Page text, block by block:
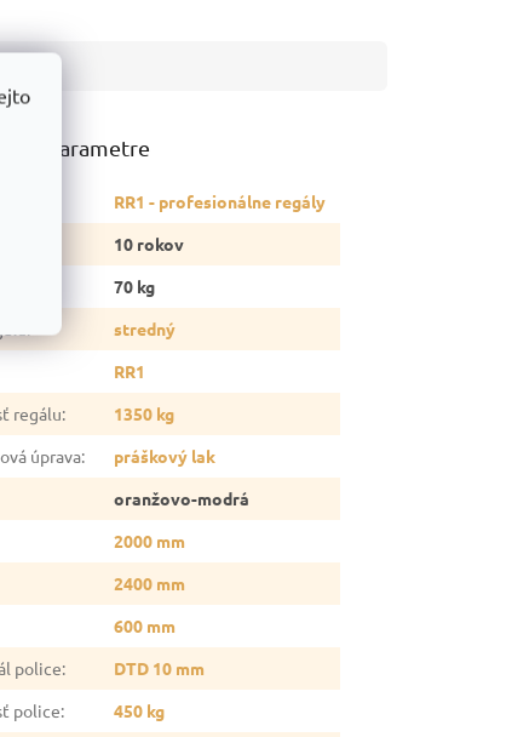
parametre
RR1 - profesionálne regály
10 rokov
70 kg
stredný
RR1
regálu:
1350 kg
úprava:
práškový lak
oranžovo-modrá
2000 mm
2400 mm
600 mm
police:
DTD 10 mm
police:
450 kg